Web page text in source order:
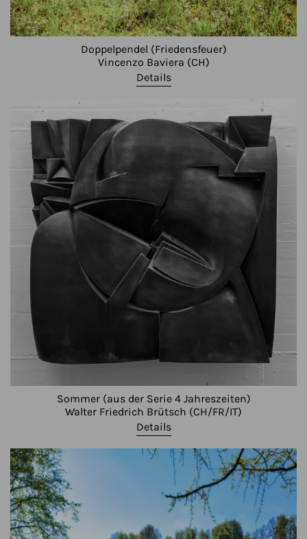
Doppelpendel (Friedensfeuer)
Vincenzo Baviera (CH)
Details
Sommer (aus der Serie 4 Jahreszeiten)
Walter Friedrich Brütsch (CH/FR/IT)
Details